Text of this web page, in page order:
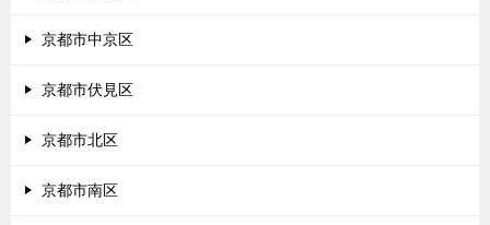
京都市中京区
京都市伏見区
京都市北区
京都市南区